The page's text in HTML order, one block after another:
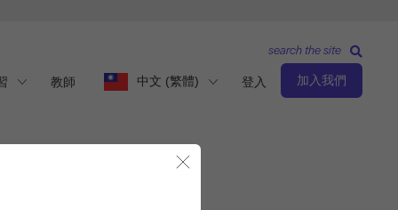
教師 中文 (繁體) 登入 加入我們
search the site